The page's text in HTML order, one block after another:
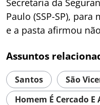
Paulo (SSP-SP),
e a pasta afirmou
Assuntos
Santos
São
Homem É Cercado E